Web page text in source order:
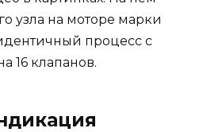
узла на моторе марки
процесс с
16 клапанов.